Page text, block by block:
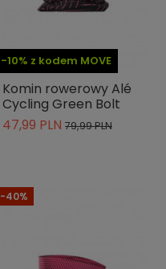
-10% z kodem MOVE
Komin rowerowy Alé
Cycling Green Bolt
47,99 PLN 79,99 PLN
-40%